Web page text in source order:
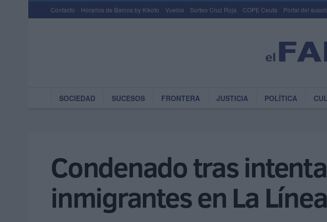
Contacto Horarios de Barcos by Kikoto Vuelos Sorteo Cruz Roja COPE Ceuta Portal del
SOCIEDAD SUCESOS FRONTERA JUSTICIA POLÍTICA
Condenado tras
inmigrantes en La Línea